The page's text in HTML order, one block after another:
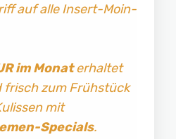
auf alle Insert-Moin-
im Monaterhaltet
frisch zum Frühstück
mit
Specials.